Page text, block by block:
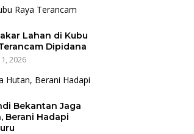
Lahan di Kubu
Dipidana
2026
Bekantan Jaga
Berani Hadapi